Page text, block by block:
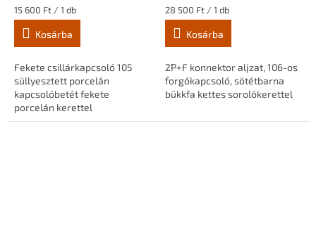
Egységár:
15 600 Ft / 1 db
Kosárba
Fekete csillárkapcsoló 105
süllyesztett porcelán
kapcsolóbetét fekete
porcelán kerettel
Egységár:
28 500 Ft / 1 db
Kosárba
2P+F konnektor aljzat, 106-os
forgókapcsoló, sötétbarna
bükkfa kettes sorolókerettel